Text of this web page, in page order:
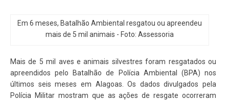
Em 6 meses, Batalhão Ambiental resgatou ou apreendeu
mais de 5 mil animais - Foto: Assessoria
Mais de 5 mil aves e animais silvestres foram resgatados ou
apreendidos pelo Batalhão de Polícia Ambiental (BPA) nos
últimos seis meses em Alagoas. Os dados divulgados pela
Polícia Militar mostram que as ações de resgate ocorreram